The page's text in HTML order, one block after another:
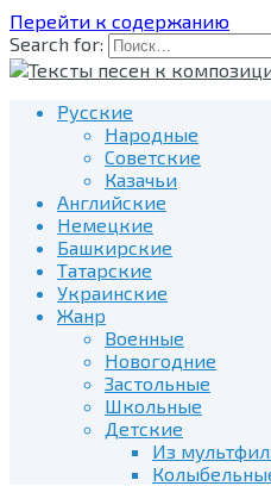
Перейти к содержанию
Search for:
Русские
Народные
Советские
Казачьи
Английские
Немецкие
Башкирские
Татарские
Украинские
Жанр
Военные
Новогодние
Застольные
Школьные
Детские
Из